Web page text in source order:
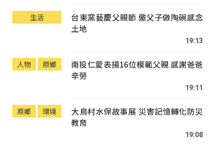
生活
台東窯藝慶父親節 邀父子做陶碗感念
土地
19:13
人物 原鄉
南投仁愛表揚16位模範父親 感謝爸爸
辛勞
19:11
原鄉 環境
大鳥村水保故事展 災害記憶轉化防災
教育
19:08